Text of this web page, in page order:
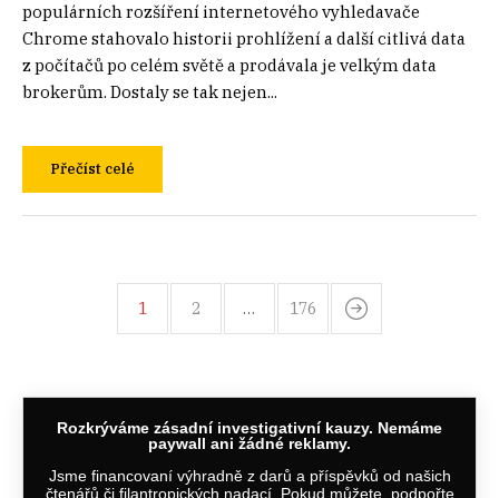
populárních rozšíření internetového vyhledavače
Chrome stahovalo historii prohlížení a další citlivá data
z počítačů po celém světě a prodávala je velkým data
brokerům. Dostaly se tak nejen...
Přečíst celé
1 2 … 176